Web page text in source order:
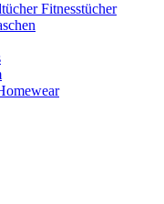
Fitnesstücher